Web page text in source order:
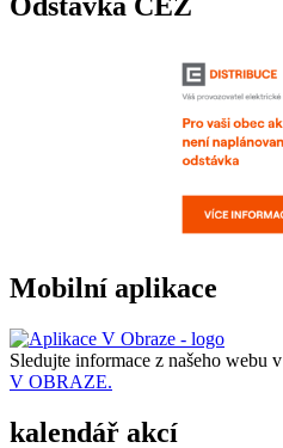
Mobilní aplikace
Sledujte informace z našeho webu v
V OBRAZE.
kalendář akcí